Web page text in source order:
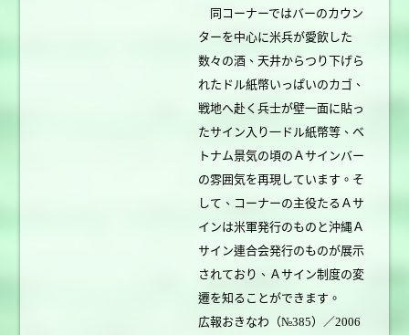
同コーナーではバーのカウン
ターを中心に米兵が愛飲した
数々の酒、天井からつり下げら
れたドル紙幣いっぱいのカゴ、
戦地へ赴く兵士が壁一面に貼っ
たサイン入り一ドル紙幣等、ベ
トナム景気の頃のＡサインバー
の雰囲気を再現しています。そ
して、コーナーの主役たるＡサ
インは米軍発行のものと沖縄Ａ
サイン連合会発行のものが展示
されており、Ａサイン制度の変
遷を知ることができます。
広報おきなわ（№385）／2006